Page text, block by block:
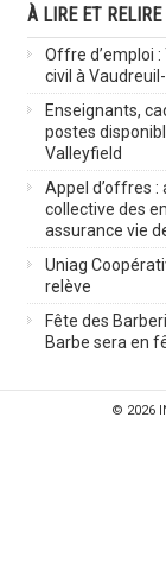
À LIRE ET RELIRE
Offre d’emploi
civil à
Enseignants,
postes
Valleyfield
Appel d’offres :
collective des
assurance vie
Uniag
relève
Fête des
Barbe sera en
© 2026